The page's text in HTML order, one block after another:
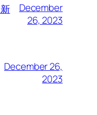
December
26, 2023
December 26,
2023